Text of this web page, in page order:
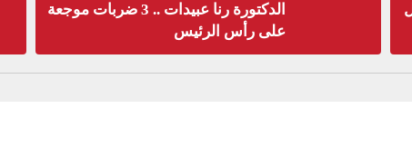
الدكتورة رنا عبيدات .. 3 ضربات موجعة
على رأس الرئيس